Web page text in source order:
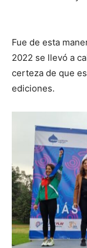
Fue de esta
2022 se llevó a
certeza de que
ediciones.